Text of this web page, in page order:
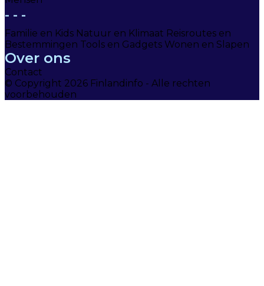
- - -
Familie en Kids Natuur en Klimaat Reisroutes en
Bestemmingen Tools en Gadgets Wonen en Slapen
Over ons
Contact
© Copyright 2026 Finlandinfo - Alle rechten
voorbehouden